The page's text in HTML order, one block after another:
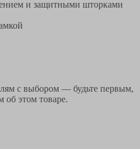
и защитными шторками
с выбором — будьте первым,
об этом товаре.